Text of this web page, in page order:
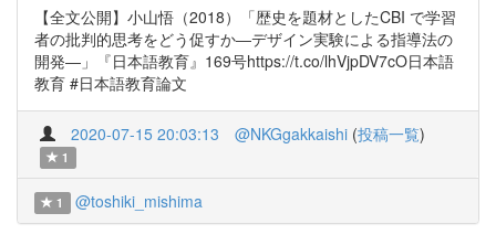
【全文公開】小山悟（2018）「歴史を題材としたCBI で学習
者の批判的思考をどう促すか―デザイン実験による指導法の
開発―」『日本語教育』169号https://t.co/lhVjpDV7cO日本語
教育 #日本語教育論文
2020-07-15 20:03:13 @NKGgakkaishi (投稿一覧)
1
1 @toshiki_mishima